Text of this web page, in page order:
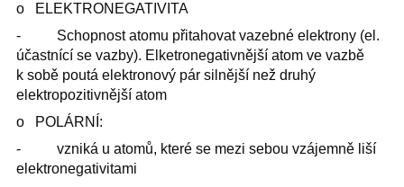
o ELEKTRONEGATIVITA
- Schopnost atomu přitahovat vazebné elektrony (el.
účastnící se vazby). Elketronegativnější atom ve vazbě
k sobě poutá elektronový pár silnější než druhý
elektropozitivnější atom
o POLÁRNÍ:
- vzniká u atomů, které se mezi sebou vzájemně liší
elektronegativitami